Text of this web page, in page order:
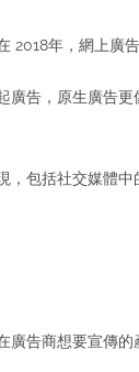
2018年，網上廣
告，原生廣告
包括社交媒體
告商想要宣傳的